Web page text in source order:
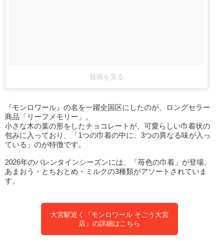
投稿を見る
『モンロワール』の名を一躍全国区にしたのが、ロングセラー
商品「リーフメモリー」。
小さな木の葉の形をしたチョコレートが、可愛らしい巾着状の
包みに入っており、「1つの巾着の中に、3つの異なる味が入っ
ている」のが特徴です。
2026年のバレンタインシーズンには、「苺色の巾着」が登場。
あまおう・とちおとめ・ミルクの3種類がアソートされていま
す。
大宮駅近く『モンロワール そごう大宮
店』の詳細はこちら